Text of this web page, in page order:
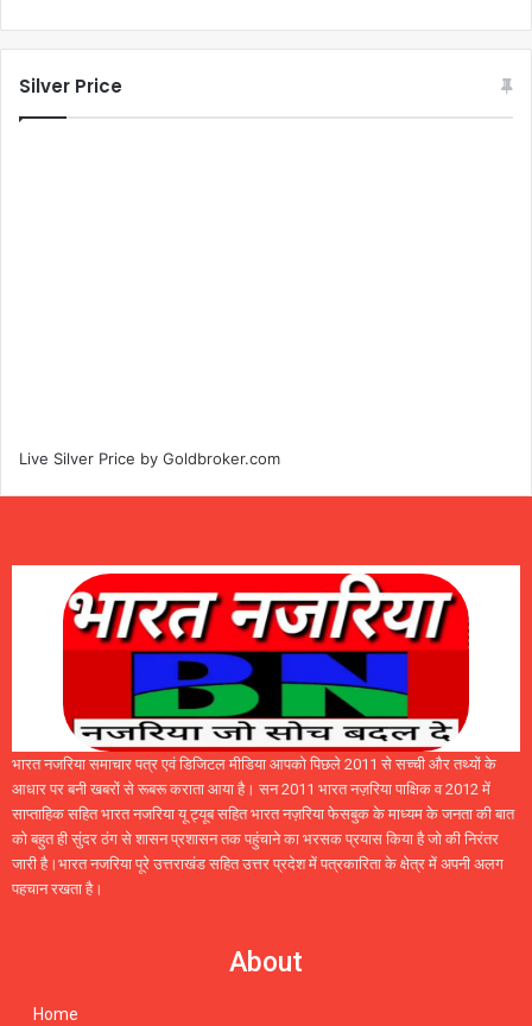
Silver Price
Live Silver Price by Goldbroker.com
भारत नजरिया समाचार पत्र एवं डिजिटल मीडिया आपको पिछले 2011 से सच्ची और तथ्यों के
आधार पर बनी खबरों से रूबरू कराता आया है। सन 2011 भारत नज़रिया पाक्षिक व 2012 में
साप्ताहिक सहित भारत नजरिया यू ट्यूब सहित भारत नज़रिया फेसबुक के माध्यम के जनता की बात
को बहुत ही सुंदर ठंग से शासन प्रशासन तक पहुंचाने का भरसक प्रयास किया है जो की निरंतर
जारी है।भारत नजरिया पूरे उत्तराखंड सहित उत्तर प्रदेश में पत्रकारिता के क्षेत्र में अपनी अलग
पहचान रखता है।
About
Home